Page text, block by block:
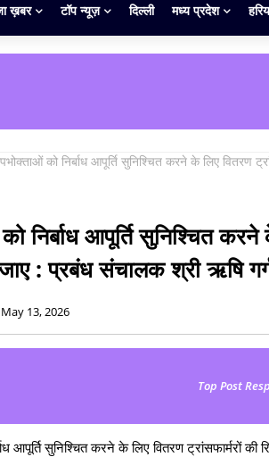
ख़बर टॉप न्यूज़ दिल्ली मध्य प्रदेश
को निर्बाध आपूर्ति सुनिश्चित करने के लिए वितरण
निर्बाध आपूर्ति सुनिश्चित
: प्रबंध संचालक श्री ऋषि
May 13, 2026
Top Post
आपूर्ति सुनिश्चित करने के लिए वितरण ट्रांसफार्मरों